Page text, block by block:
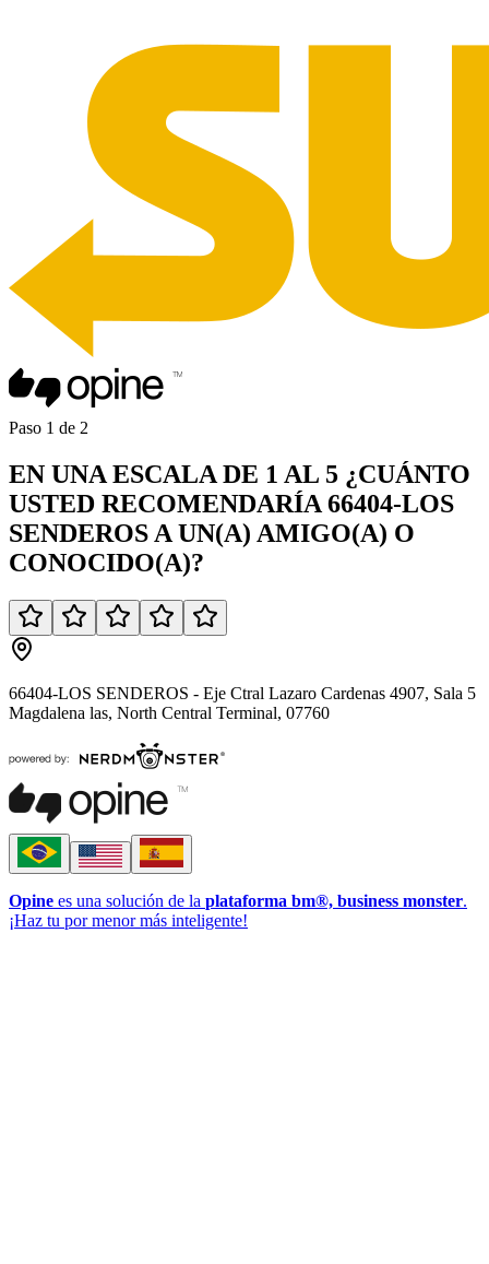
Paso 1 de 2
EN UNA ESCALA DE 1 AL 5 ¿CUÁNTO
USTED RECOMENDARÍA 66404-LOS
SENDEROS A UN(A) AMIGO(A) O
CONOCIDO(A)?
66404-LOS SENDEROS - Eje Ctral Lazaro Cardenas 4907, Sala 5
Magdalena las, North Central Terminal, 07760
Opine es una solución de la plataforma bm®, business monster.
¡Haz tu por menor más inteligente!